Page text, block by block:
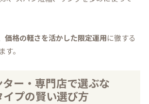
価格の軽さを活かした限定運用に徹する
す。
ー・専門店で選ぶな
イプの賢い選び方